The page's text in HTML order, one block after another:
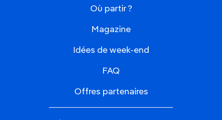
Où partir ?
Magazine
Idées de week-end
FAQ
Offres partenaires